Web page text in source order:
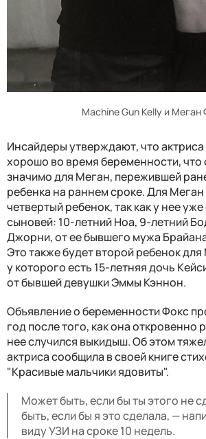
Machine Gun Kelly и Меган
Инсайдеры утверждают, что актриса
хорошо во время беременности, что
значимо для Меган, пережившей
ребенка на раннем сроке. Для Меган
четвертый ребенок, так как у нее
сыновей: 10-летний Ноа, 9-летний
Джорни, от ее бывшего мужа
Это также будет второй ребенок для
у которого есть 15-летняя дочь
от бывшей девушки Эммы Кэннон.
Объявление о беременности Фокс
год после того, как она откровенно
нее случился выкидыш. Об этом
актриса сообщила в своей книге
"Красивые мальчики ядовиты".
Может быть, если бы ты этого не
быть, если бы я это сделала, —
виду УЗИ на сроке 10 недель.